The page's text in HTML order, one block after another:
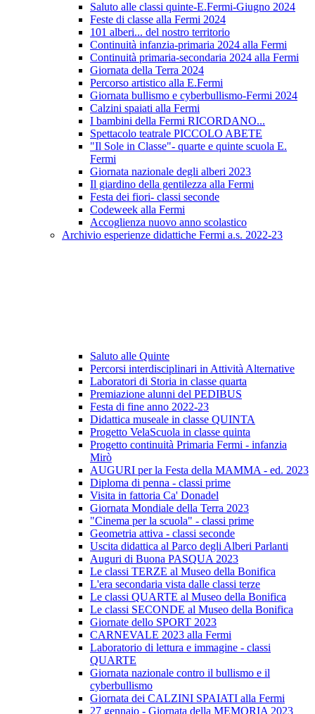
Saluto alle classi quinte-E.Fermi-Giugno 2024
Feste di classe alla Fermi 2024
101 alberi... del nostro territorio
Continuità infanzia-primaria 2024 alla Fermi
Continuità primaria-secondaria 2024 alla Fermi
Giornata della Terra 2024
Percorso artistico alla E.Fermi
Giornata bullismo e cyberbullismo-Fermi 2024
Calzini spaiati alla Fermi
I bambini della Fermi RICORDANO...
Spettacolo teatrale PICCOLO ABETE
"Il Sole in Classe"- quarte e quinte scuola E.
Fermi
Giornata nazionale degli alberi 2023
Il giardino della gentilezza alla Fermi
Festa dei fiori- classi seconde
Codeweek alla Fermi
Accoglienza nuovo anno scolastico
Archivio esperienze didattiche Fermi a.s. 2022-23
Saluto alle Quinte
Percorsi interdisciplinari in Attività Alternative
Laboratori di Storia in classe quarta
Premiazione alunni del PEDIBUS
Festa di fine anno 2022-23
Didattica museale in classe QUINTA
Progetto VelaScuola in classe quinta
Progetto continuità Primaria Fermi - infanzia
Mirò
AUGURI per la Festa della MAMMA - ed. 2023
Diploma di penna - classi prime
Visita in fattoria Ca' Donadel
Giornata Mondiale della Terra 2023
"Cinema per la scuola" - classi prime
Geometria attiva - classi seconde
Uscita didattica al Parco degli Alberi Parlanti
Auguri di Buona PASQUA 2023
Le classi TERZE al Museo della Bonifica
L'era secondaria vista dalle classi terze
Le classi QUARTE al Museo della Bonifica
Le classi SECONDE al Museo della Bonifica
Giornate dello SPORT 2023
CARNEVALE 2023 alla Fermi
Laboratorio di lettura e immagine - classi
QUARTE
Giornata nazionale contro il bullismo e il
cyberbullismo
Giornata dei CALZINI SPAIATI alla Fermi
27 gennaio - Giornata della MEMORIA 2023